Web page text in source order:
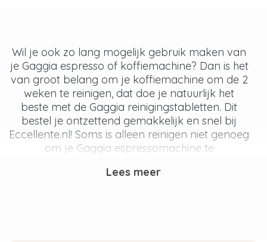
Wil je ook zo lang mogelijk gebruik maken van
je Gaggia espresso of koffiemachine? Dan is het
van groot belang om je koffiemachine om de 2
weken te reinigen, dat doe je natuurlijk het
beste met de Gaggia reinigingstabletten. Dit
bestel je ontzettend gemakkelijk en snel bij
Eccellente.nl! Soms is alleen reinigen niet genoeg
om je Gaggia espressomachine te
ontkalkingstabletten nodig.
Lees meer